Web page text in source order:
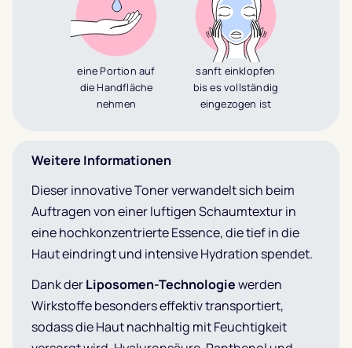
eine Portion auf
die Handfläche
nehmen
sanft einklopfen
bis es vollständig
eingezogen ist
Weitere Informationen
Dieser innovative Toner verwandelt sich beim
Auftragen von einer luftigen Schaumtextur in
eine hochkonzentrierte Essence, die tief in die
Haut eindringt und intensive Hydration spendet.
Dank derLiposomen-Technologiewerden
Wirkstoffe besonders effektiv transportiert,
sodass die Haut nachhaltig mit Feuchtigkeit